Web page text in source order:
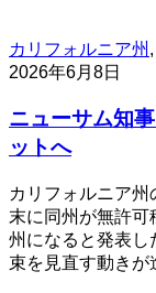
カリフォルニア州 ,
2026年6月8日
ニューサム知
ットへ
カリフォルニア
末に同州が無許
州になると発表し
束を見直す動きが